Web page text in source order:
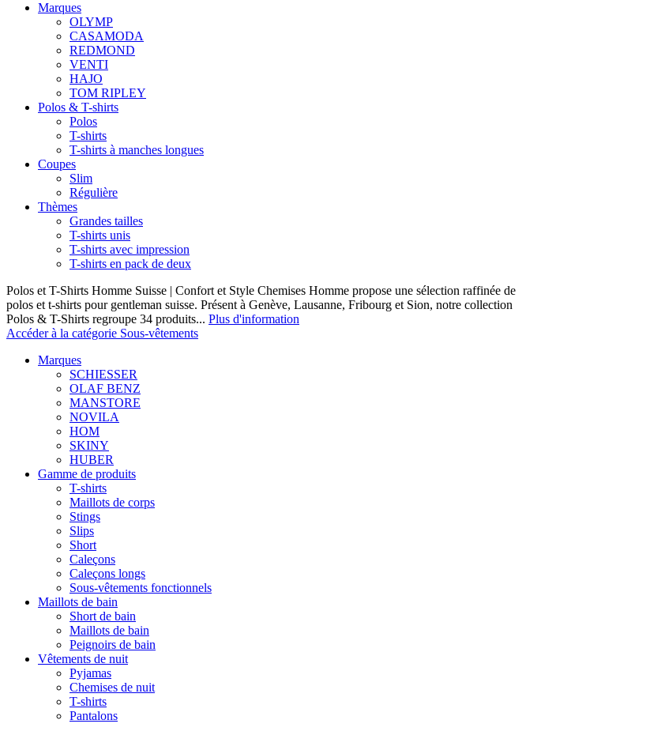
Marques
OLYMP
CASAMODA
REDMOND
VENTI
HAJO
TOM RIPLEY
Polos & T-shirts
Polos
T-shirts
T-shirts à manches longues
Coupes
Slim
Régulière
Thèmes
Grandes tailles
T-shirts unis
T-shirts avec impression
T-shirts en pack de deux
Polos et T-Shirts Homme Suisse | Confort et Style Chemises Homme propose une sélection raffinée de
polos et t-shirts pour gentleman suisse. Présent à Genève, Lausanne, Fribourg et Sion, notre collection
Polos & T-Shirts regroupe 34 produits... Plus d'information
Accéder à la catégorie Sous-vêtements
Marques
SCHIESSER
OLAF BENZ
MANSTORE
NOVILA
HOM
SKINY
HUBER
Gamme de produits
T-shirts
Maillots de corps
Stings
Slips
Short
Caleçons
Caleçons longs
Sous-vêtements fonctionnels
Maillots de bain
Short de bain
Maillots de bain
Peignoirs de bain
Vêtements de nuit
Pyjamas
Chemises de nuit
T-shirts
Pantalons